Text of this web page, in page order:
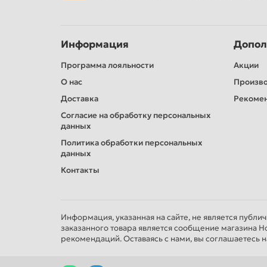
Наждачные круги – 4шт
Ключ для монтажа шлифовальной подошвы –
Гофрированный шланг для пылесоса – 1шт
Руководство пользователя на русском языке
Упаковочная коробка – 1шт.
Информация
Программа лояльности
О нас
Доставка
Согласие на обработку персональных
данных
Политика обработки персональных
данных
Контакты
Акции
Информация, указанная на сайте, не является
заказанного товара является сообщение
рекомендаций. Оставаясь с нами, вы соглашаетесь